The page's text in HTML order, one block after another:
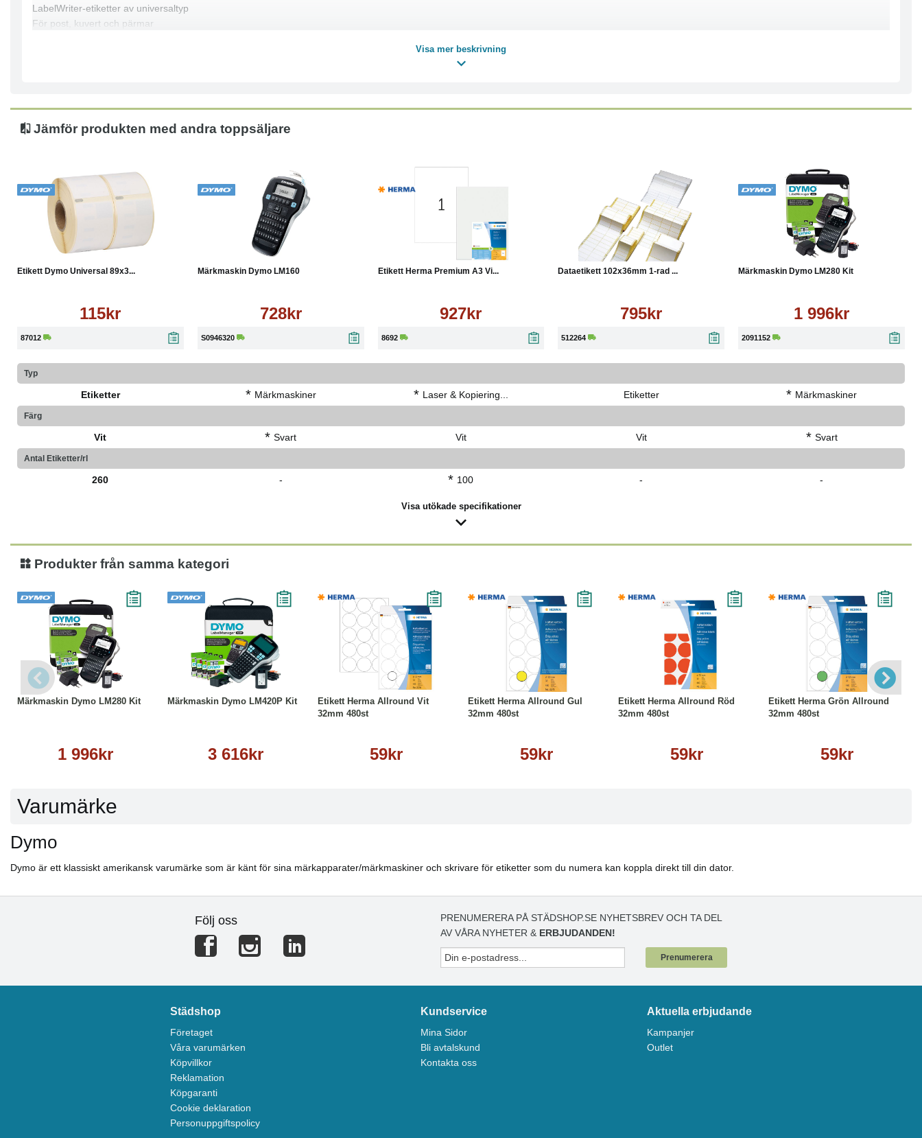
LabelWriter-etiketter av universaltyp
För post, kuvert och pärmar
Innehåller inte PVC
Visa mer beskrivning
Jämför produkten med andra toppsäljare
Etikett Dymo Universal 89x3...
115kr
87012
Köp Läs mer
Märkmaskin Dymo LM160
728kr
S0946320
Etikett Herma Premium A3 Vi...
927kr
8692
Läs mer
Dataetikett 102x36mm 1-rad ...
795kr
512264
Köp Läs mer
Märkmaskin Dymo LM280 Kit
1 996kr
2091152
Läs mer
Typ
Etiketter * Märkmaskiner * Laser & Kopiering... Etiketter * Märkmaskiner
Färg
Vit * Svart Vit Vit * Svart
Antal Etiketter/rl
260 - * 100 - -
Visa utökade specifikationer
Produkter från samma kategori
Märkmaskin Dymo LM280 Kit
1 996kr
Köp Läs mer
Märkmaskin Dymo LM420P Kit
3 616kr
Köp Läs mer
Etikett Herma Allround Vit
32mm 480st
59kr
Köp Läs mer
Etikett Herma Allround Gul
32mm 480st
59kr
Köp Läs mer
Etikett Herma Allround Röd
32mm 480st
59kr
Läs mer
Etikett Herma Grön Allround
32mm 480st
59kr
Köp Läs mer
Varumärke
Dymo
Dymo är ett klassiskt amerikansk varumärke som är känt för sina märkapparater/märkmaskiner och skrivare för etiketter som du numera kan koppla direkt till din dator.
Följ oss
PRENUMERERA PÅ STÄDSHOP.SE NYHETSBREV OCH TA DEL
AV VÅRA NYHETER & ERBJUDANDEN!
Prenumerera
Städshop
Företaget
Våra varumärken
Köpvillkor
Reklamation
Köpgaranti
Cookie deklaration
Personuppgiftspolicy
Kundservice
Mina Sidor
Bli avtalskund
Kontakta oss
Aktuella erbjudande
Kampanjer
Outlet